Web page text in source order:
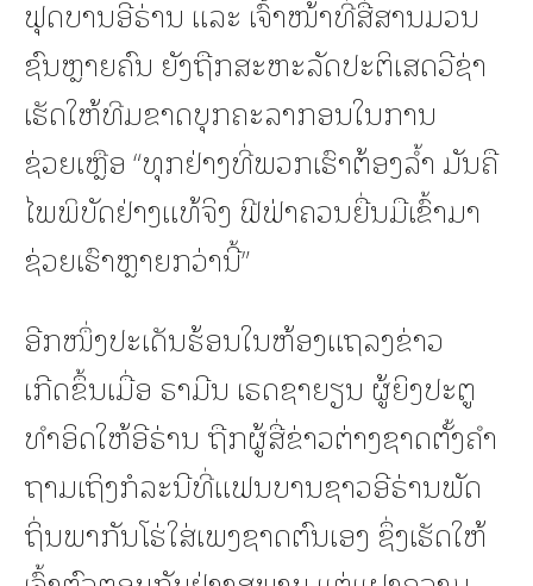
ຟຸດບານອີຣ່ານ ແລະ ເຈົ້າໜ້າທີ່ສື່ສານມວນ
ຊົນຫຼາຍຄົນ ຍັງຖືກສະຫະລັດປະຕິເສດວີຊ່າ
ເຮັດໃຫ້ທີມຂາດບຸກຄະລາກອນໃນການ
ຊ່ວຍເຫຼືອ “ທຸກຢ່າງທີ່ພວກເຮົາຕ້ອງລ້ຳ ມັນຄື
ໄພພິບັດຢ່າງແທ້ຈິງ ຟີຟ່າຄວນຍື່ນມືເຂົ້າມາ
ຊ່ວຍເຮົາຫຼາຍກວ່ານີ້”
ອີກໜຶ່ງປະເດັນຮ້ອນໃນຫ້ອງແຖລງຂ່າວ
ເກີດຂຶ້ນເມື່ອ ຣາມີນ ເຣດຊາຍຽນ ຜູ້ຍິງປະຕູ
ທຳອິດໃຫ້ອີຣ່ານ ຖືກຜູ້ສື່ຂ່າວຕ່າງຊາດຕັ້ງຄຳ
ຖາມເຖິງກໍລະນີທີ່ແຟນບານຊາວອີຣ່ານພັດ
ຖິ່ນພາກັນໂຮ່ໃສ່ເພງຊາດຕົນເອງ ຊຶ່ງເຮັດໃຫ້